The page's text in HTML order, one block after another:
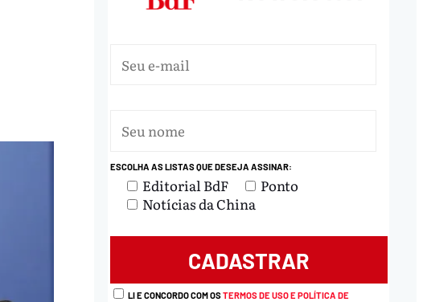
ESCOLHA AS LISTAS QUE DESEJA ASSINAR:
Editorial BdF
Ponto
Notícias da China
LI E CONCORDO COM OSTERMOS DE USO E POLÍTICA DE